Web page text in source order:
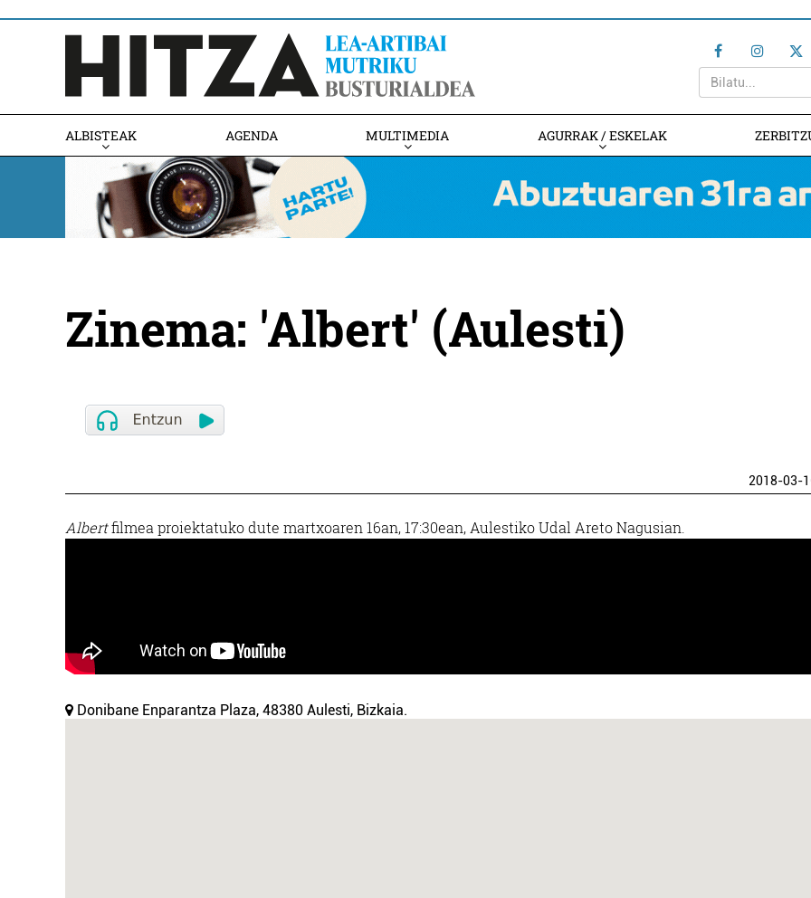
ALBISTEAK AGENDA MULTIMEDIA AGURRAK / ESKELAK
Zinema: 'Albert' (Aulesti)
2018-03-
Albertfilmea proiektatuko dute martxoaren 16an, 17:30ean, Aulestiko Udal Areto Nagusian.
Donibane Enparantza Plaza, 48380 Aulesti, Bizkaia.